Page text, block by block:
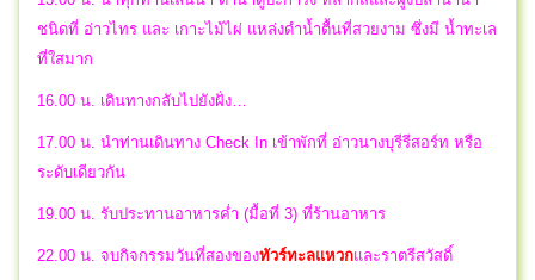
ชนิดที่ อ่าวไทร และ เกาะไม้ไผ่ แหล่งดำน้ำตื้นที่สวยงาม ซึ่งมี น้ำทะเล
ที่ใสมาก
16.00 น. เดินทางกลับไปยังฝั่ง…
17.00 น. นำท่านเดินทาง Check In เข้าพักที่ อ่าวนางบุรีรีสอร์ท หรือ
ระดับเดียวกัน
19.00 น. รับประทานอาหารค่ำ (มื้อที่ 3) ที่ร้านอาหาร
22.00 น. จบกิจกรรมวันที่สองของทัวร์ทะลแหวกและราตรีสวัสดิ์